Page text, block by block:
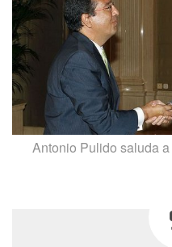
Antonio Pulido saluda